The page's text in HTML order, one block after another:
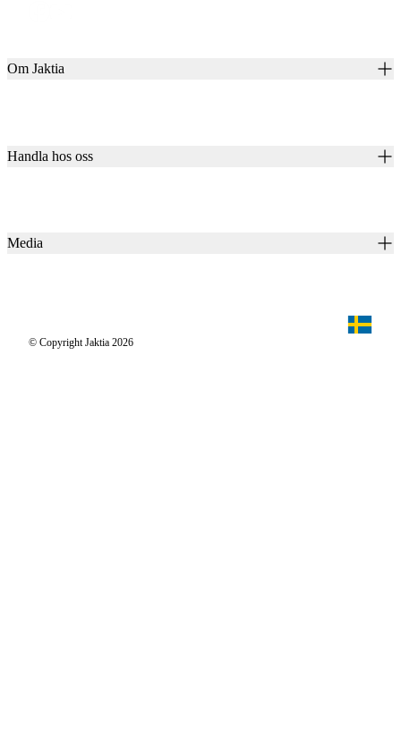
Om Jaktia
Karriär
Jaktia Brand Guidelines
Handla hos oss
Köpvillkor för företagskunder
Media
Jägaren© Copyright Jaktia 2026